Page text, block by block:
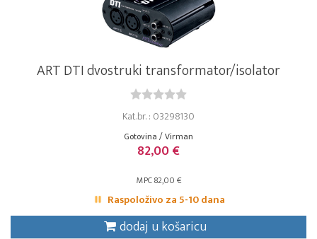
ART DTI dvostruki transformator/isolator
Kat.br. : 03298130
Gotovina / Virman
82,00 €
MPC 82,00 €
Raspoloživo za 5-10 dana
dodaj u košaricu